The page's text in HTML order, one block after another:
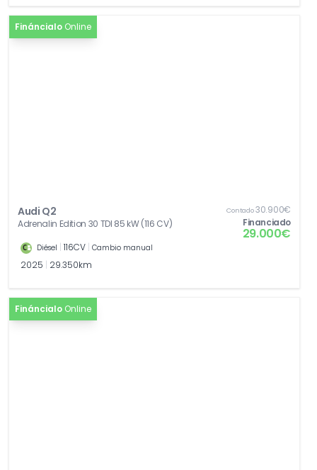
Fináncialo Online
Audi Q2
Adrenalin Edition 30 TDI 85 kW (116 CV)
Contado30.900€
Financiado
29.000€
Diésel 116CV Cambio manual
2025 29.350km
Fináncialo Online